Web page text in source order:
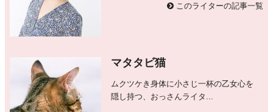
このライターの記事一覧
マタタビ猫
ムクツケき身体に小さじ一杯の乙女心を
隠し持つ、おっさんライタ...